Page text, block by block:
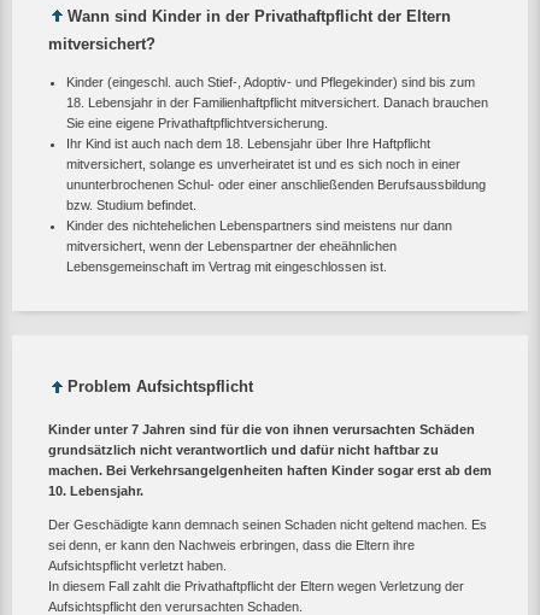
Wann sind Kinder in der Privathaftpflicht der Eltern
mitversichert?
Kinder (eingeschl. auch Stief-, Adoptiv- und Pflegekinder) sind bis zum
18. Lebensjahr in der Familienhaftpflicht mitversichert. Danach brauchen
Sie eine eigene Privathaftpflichtversicherung.
Ihr Kind ist auch nach dem 18. Lebensjahr über Ihre Haftpflicht
mitversichert, solange es unverheiratet ist und es sich noch in einer
ununterbrochenen Schul- oder einer anschließenden Berufsaussbildung
bzw. Studium befindet.
Kinder des nichtehelichen Lebenspartners sind meistens nur dann
mitversichert, wenn der Lebenspartner der eheähnlichen
Lebensgemeinschaft im Vertrag mit eingeschlossen ist.
Problem Aufsichtspflicht
Kinder unter 7 Jahren sind für die von ihnen verursachten Schäden
grundsätzlich nicht verantwortlich und dafür nicht haftbar zu
machen. Bei Verkehrsangelgenheiten haften Kinder sogar erst ab dem
10. Lebensjahr.
Der Geschädigte kann demnach seinen Schaden nicht geltend machen. Es
sei denn, er kann den Nachweis erbringen, dass die Eltern ihre
Aufsichtspflicht verletzt haben.
In diesem Fall zahlt die Privathaftpflicht der Eltern wegen Verletzung der
Aufsichtspflicht den verursachten Schaden.